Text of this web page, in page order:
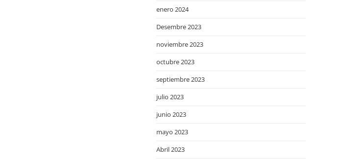
enero 2024
Desembre 2023
noviembre 2023
octubre 2023
septiembre 2023
julio 2023
junio 2023
mayo 2023
Abril 2023